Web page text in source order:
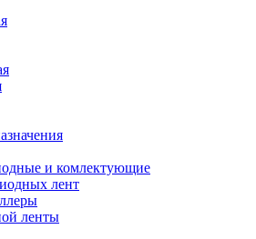
и комлектующие
лент
ленты